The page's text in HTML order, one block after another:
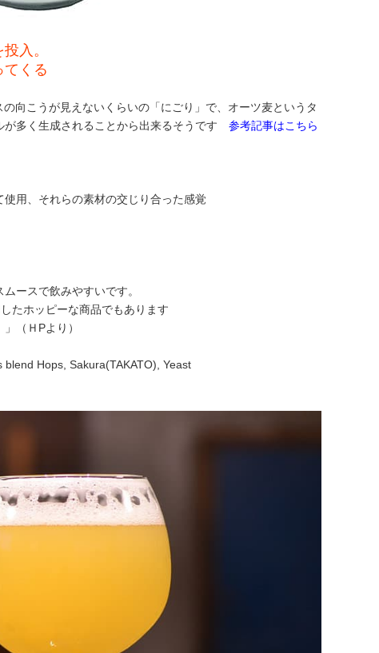
入。
くる
向こうが見えないくらいの「にごり」で、オーツ麦というタ
が多く生成されることから出来るそうです 参考記事はこちら
用、それらの素材の交じり合った感覚
ースで飲みやすいです。
たホッピーな商品でもあります
（ＨPより）
Hops, Sakura(TAKATO), Yeast